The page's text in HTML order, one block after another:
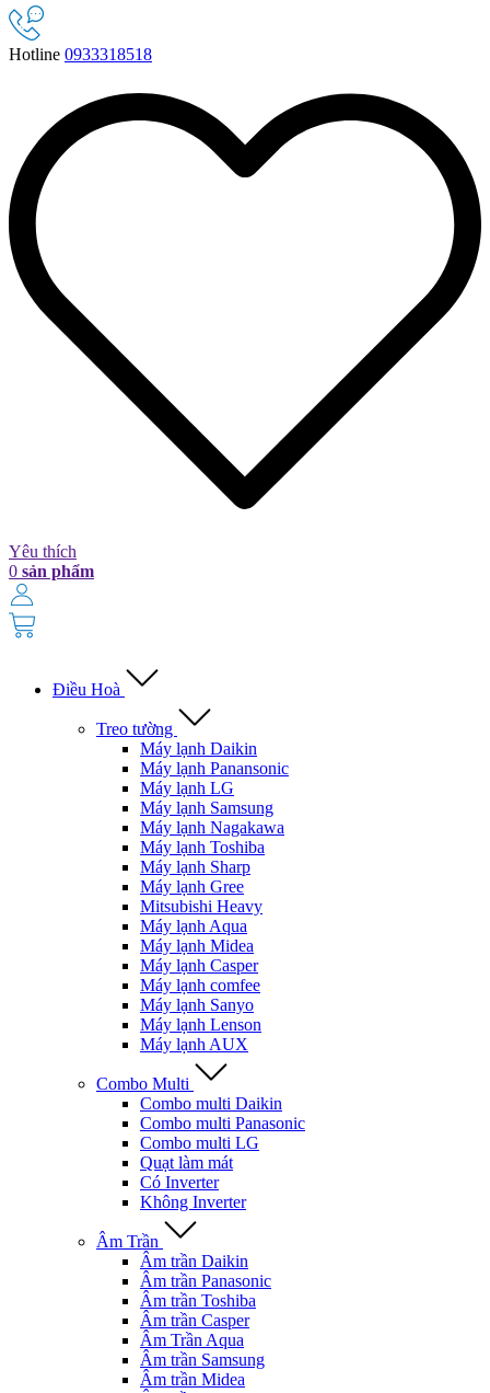
Hotline 0933318518
Yêu thích
0 sản phẩm
Điều Hoà
Treo tường
Máy lạnh Daikin
Máy lạnh Panansonic
Máy lạnh LG
Máy lạnh Samsung
Máy lạnh Nagakawa
Máy lạnh Toshiba
Máy lạnh Sharp
Máy lạnh Gree
Mitsubishi Heavy
Máy lạnh Aqua
Máy lạnh Midea
Máy lạnh Casper
Máy lạnh comfee
Máy lạnh Sanyo
Máy lạnh Lenson
Máy lạnh AUX
Combo Multi
Combo multi Daikin
Combo multi Panasonic
Combo multi LG
Quạt làm mát
Có Inverter
Không Inverter
Âm Trần
Âm trần Daikin
Âm trần Panasonic
Âm trần Toshiba
Âm trần Casper
Âm Trần Aqua
Âm trần Samsung
Âm trần Midea